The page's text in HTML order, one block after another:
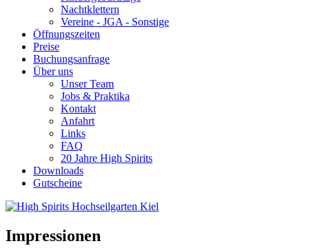
Nachtklettern
Vereine - JGA - Sonstige
Öffnungszeiten
Preise
Buchungsanfrage
Über uns
Unser Team
Jobs & Praktika
Kontakt
Anfahrt
Links
FAQ
20 Jahre High Spirits
Downloads
Gutscheine
Impressionen